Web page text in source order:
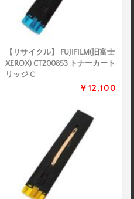
【リサイクル】 FUJIFILM(旧富士
XEROX) CT200853 トナーカート
リッジ C
￥12,100